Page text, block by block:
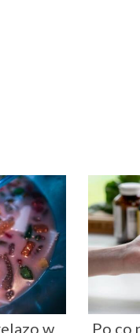
w Po co